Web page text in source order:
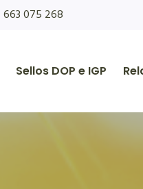
663 075 268
Sellos DOP e IGP